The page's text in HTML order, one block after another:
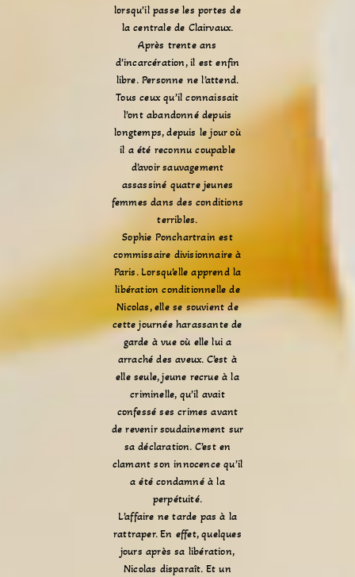
lorsqu’il passe les portes de
la centrale de Clairvaux.
Après trente ans
d’incarcération, il est enfin
libre. Personne ne l’attend.
Tous ceux qu’il connaissait
l’ont abandonné depuis
longtemps, depuis le jour où
il a été reconnu coupable
d’avoir sauvagement
assassiné quatre jeunes
femmes dans des conditions
terribles.
Sophie Ponchartrain est
commissaire divisionnaire à
Paris. Lorsqu’elle apprend la
libération conditionnelle de
Nicolas, elle se souvient de
cette journée harassante de
garde à vue où elle lui a
arraché des aveux. C’est à
elle seule, jeune recrue à la
criminelle, qu’il avait
confessé ses crimes avant
de revenir soudainement sur
sa déclaration. C’est en
clamant son innocence qu’il
a été condamné à la
perpétuité.
L’affaire ne tarde pas à la
rattraper. En effet, quelques
jours après sa libération,
Nicolas disparaît. Et un